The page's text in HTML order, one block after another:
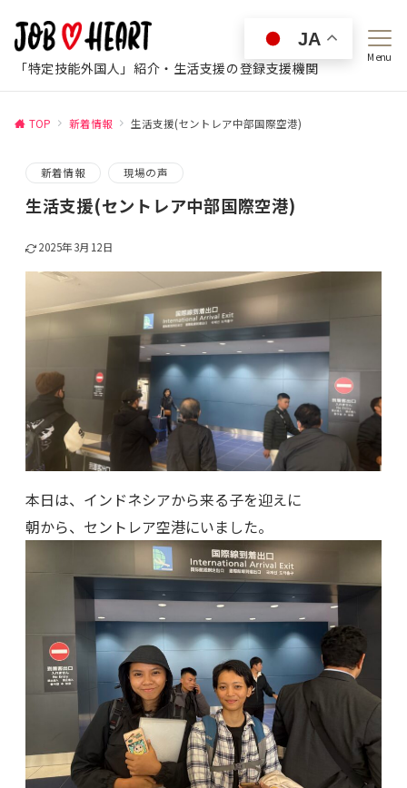
「特定技能外国人」紹介・生活支援の登録支援機関
Menu
TOP 新着情報 生活支援(セントレア中部国際空港)
新着情報 現場の声
生活支援(セントレア中部国際空港)
2025年3月12日
本日は、インドネシアから来る子を迎えに
朝から、セントレア空港にいました。
JA